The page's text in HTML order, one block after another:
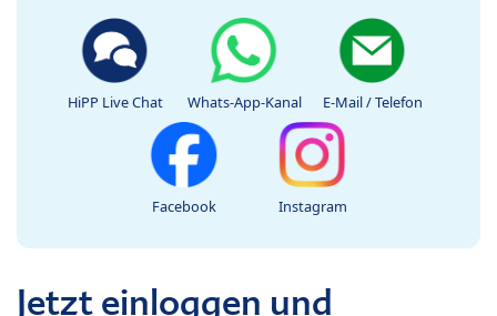
HiPP Live Chat Whats-App-Kanal E-Mail / Telefon
Facebook Instagram
Jetzt einloggen und